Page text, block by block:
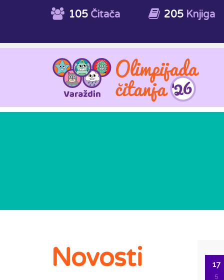
105Čitača 205Knjiga
17
5
Novosti